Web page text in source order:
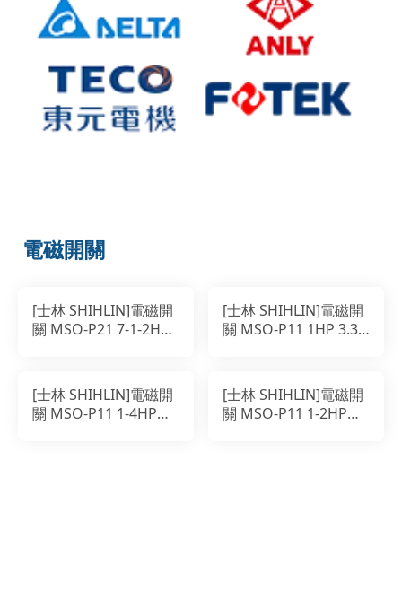
電磁開關
[士林 SHIHLIN]電磁開
關 MSO-P21 7-1-2HP
[士林 SHIHLIN]電磁開
關 MSO-P11 1HP 3.3A
[士林 SHIHLIN]電磁開
關 MSO-P11 1-4HP
[士林 SHIHLIN]電磁開
關 MSO-P11 1-2HP